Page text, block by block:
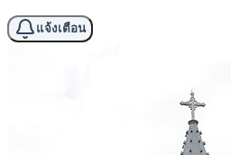
แจ้งเตือน